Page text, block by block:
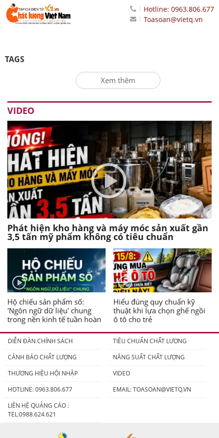
Hotline: 0963.806.677
Toasoan@vietq.vn
TAGS
Xem thêm
VIDEO
Phát hiện kho hàng và máy móc sản xuất gần
3,5 tấn mỹ phẩm không có tiêu chuẩn
Hộ chiếu sản phẩm số:
'Ngôn ngữ dữ liệu' chung
trong nền kinh tế tuần hoàn
Hiểu đúng quy chuẩn kỹ
thuật khi lựa chọn ghế ngồi
ô tô cho trẻ
DIỄN ĐÀN CHÍNH SÁCH
TIÊU CHUẨN CHẤT LƯỢNG
CẢNH BÁO CHẤT LƯỢNG
NĂNG SUẤT CHẤT LƯỢNG
THƯƠNG HIỆU HỘI NHẬP
VIDEO
HOTLINE: 0963.806.677
EMAIL:TOASOAN@VIETQ.VN
LIÊN HỆ QUẢNG CÁO :
TEL:0988.624.621